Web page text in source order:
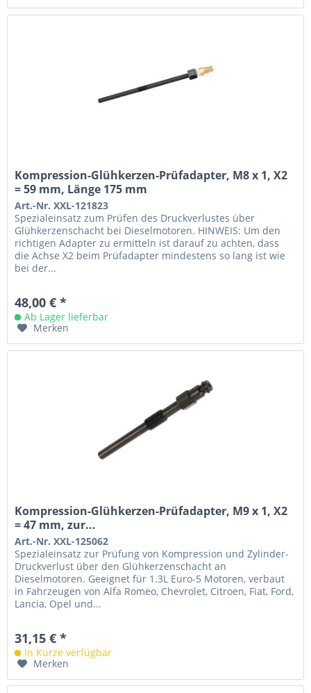
Kompression-Glühkerzen-Prüfadapter, M8 x 1, X2
= 59 mm, Länge 175 mm
Art.-Nr. XXL-121823
Spezialeinsatz zum Prüfen des Druckverlustes über
Glühkerzenschacht bei Dieselmotoren. HINWEIS: Um den
richtigen Adapter zu ermitteln ist darauf zu achten, dass
die Achse X2 beim Prüfadapter mindestens so lang ist wie
bei der...
48,00 € *
Ab Lager lieferbar
Merken
Kompression-Glühkerzen-Prüfadapter, M9 x 1, X2
= 47 mm, zur...
Art.-Nr. XXL-125062
Spezialeinsatz zur Prüfung von Kompression und Zylinder-
Druckverlust über den Glühkerzenschacht an
Dieselmotoren. Geeignet für 1.3L Euro-5 Motoren, verbaut
in Fahrzeugen von Alfa Romeo, Chevrolet, Citroen, Fiat, Ford,
Lancia, Opel und...
31,15 € *
In Kürze verfügbar
Merken